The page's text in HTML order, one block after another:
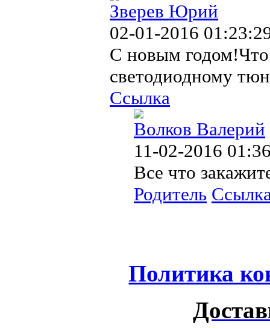
Зверев Юрий
02-01-2016
С новым
светодиодному
Ссылка
Волков Валерий
11-02-2016
Все что
Родитель
Политика